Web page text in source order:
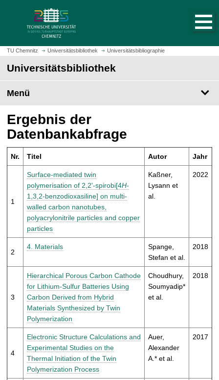
z
m
t
e
i
t
u
f
u
f
TU Chemnitz Universitätsbibliothek Universitätsbibliographie
Universitätsbibliothek
Menü
Ergebnis der
Datenbankabfrage
Nr. Titel Autor Jahr
1
Surface-mediated twin
polymerisation of 2,2'-spirobi[4H-
1,3,2-benzodioxasiline] on multi-
walled carbon nanotubes,
polyacrylonitrile particles and copper
particles
Kaßner,
Lysann et
al.
2022
2
4. Materials
Spange,
Stefan et al.
2018
3
Hierarchical Porous Carbon Cathode
for Lithium-Sulfur Batteries Using
Carbon Derived from Hybrid
Materials Synthesized by Twin
Polymerization
Choudhury,
Soumyadip*
et al.
2018
4
Electronic Structure Calculations and
Experimental Studies on the
Thermal Initiation of the Twin
Polymerization Process
Auer,
Alexander
A.* et al.
2017